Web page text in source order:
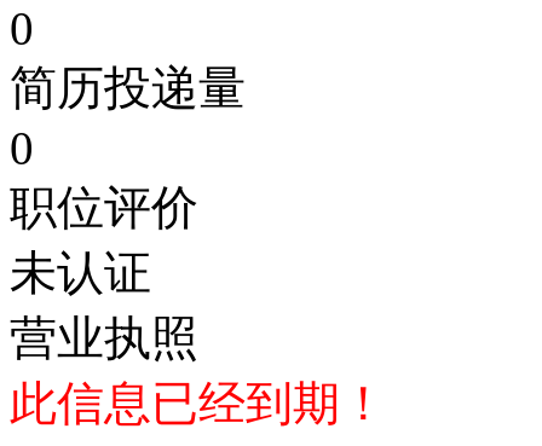
0
简历投递量
0
职位评价
未认证
营业执照
此信息已经到期！